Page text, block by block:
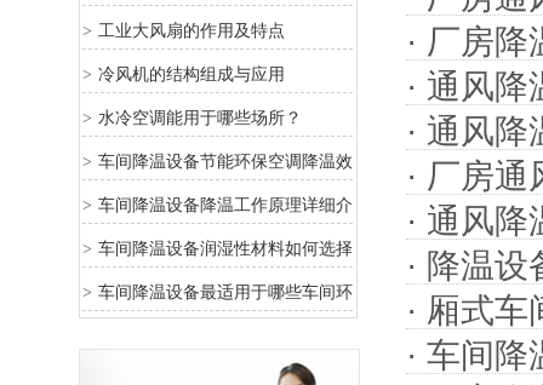
油的保养
> 工业大风扇的作用及特点
> 冷风机的结构组成与应用
> 水冷空调能用于哪些场所？
> 车间降温设备节能环保空调降温效
果怎么样？
> 车间降温设备降温工作原理详细介
绍
> 车间降温设备润湿性材料如何选择
> 车间降温设备最适用于哪些车间环
· 厂房降
· 通风降
· 通风降
· 厂房通
· 通风降
· 降温设
· 厢式车
· 车间降